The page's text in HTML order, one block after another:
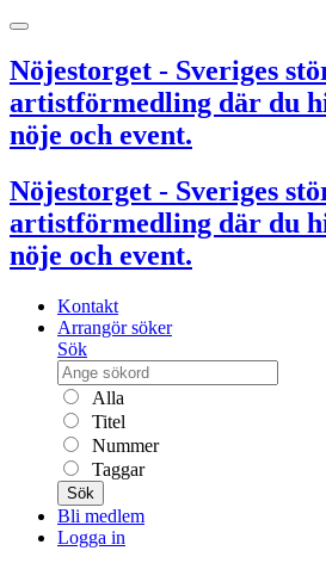
Nöjestorget - Sveriges
artistförmedling där du
nöje och event.
Nöjestorget - Sveriges
artistförmedling där du
nöje och event.
Kontakt
Arrangör söker
Sök
Alla
Titel
Nummer
Taggar
Sök
Bli medlem
Logga in